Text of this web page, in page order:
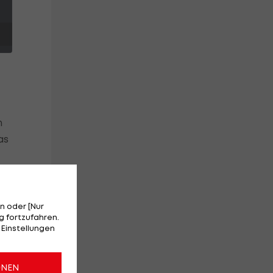
oder [Nur
fortzufahren.